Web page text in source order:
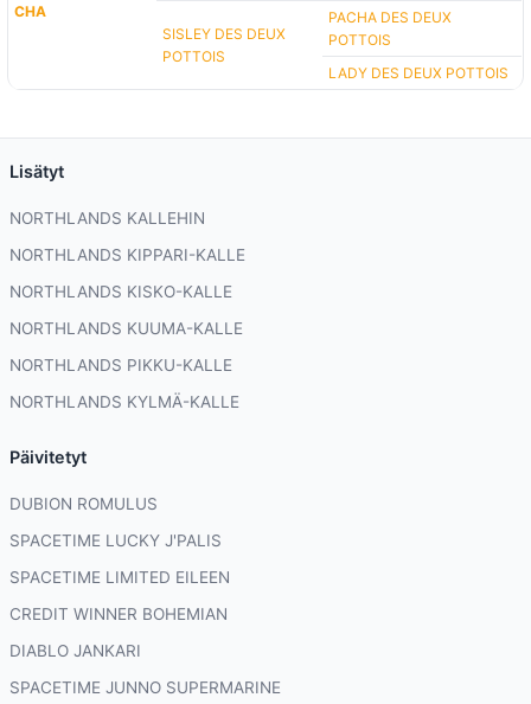
CHA
SISLEY DES DEUX
POTTOIS
PACHA DES DEUX
POTTOIS
LADY DES DEUX POTTOIS
Lisätyt
NORTHLANDS KALLEHIN
NORTHLANDS KIPPARI-KALLE
NORTHLANDS KISKO-KALLE
NORTHLANDS KUUMA-KALLE
NORTHLANDS PIKKU-KALLE
NORTHLANDS KYLMÄ-KALLE
Päivitetyt
DUBION ROMULUS
SPACETIME LUCKY J'PALIS
SPACETIME LIMITED EILEEN
CREDIT WINNER BOHEMIAN
DIABLO JANKARI
SPACETIME JUNNO SUPERMARINE